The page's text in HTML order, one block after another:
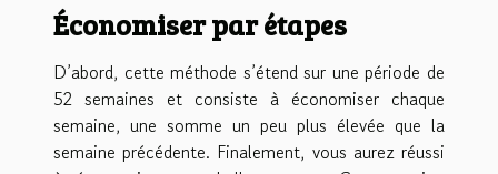
Économiser par étapes
D’abord, cette méthode s’étend sur une période de
52 semaines et consiste à économiser chaque
semaine, une somme un peu plus élevée que la
semaine précédente. Finalement, vous aurez réussi